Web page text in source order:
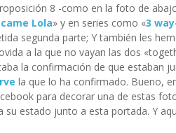
8 -como en la foto de
Lola» y en series como «3 way
segunda parte; Y también les
a la que no vayan las dos
la confirmación de que estaban
la que lo ha confirmado. Bueno,
para decorar una de estas
su estado junto a esta portada. Y